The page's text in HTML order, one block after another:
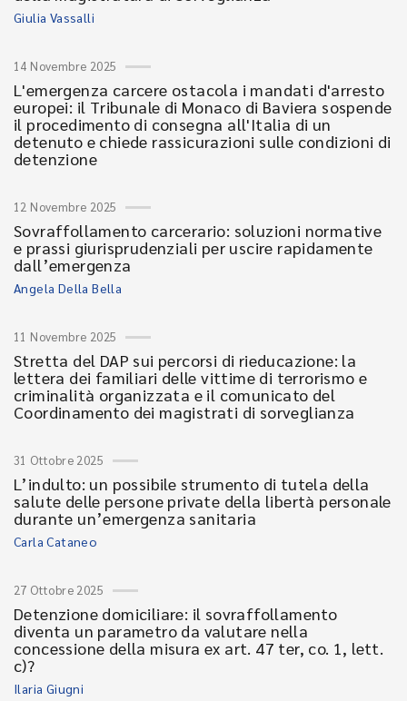
Giulia Vassalli
14 Novembre 2025
L'emergenza carcere ostacola i mandati d'arresto
europei: il Tribunale di Monaco di Baviera sospende
il procedimento di consegna all'Italia di un
detenuto e chiede rassicurazioni sulle condizioni di
detenzione
12 Novembre 2025
Sovraffollamento carcerario: soluzioni normative
e prassi giurisprudenziali per uscire rapidamente
dall’emergenza
Angela Della Bella
11 Novembre 2025
Stretta del DAP sui percorsi di rieducazione: la
lettera dei familiari delle vittime di terrorismo e
criminalità organizzata e il comunicato del
Coordinamento dei magistrati di sorveglianza
31 Ottobre 2025
L’indulto: un possibile strumento di tutela della
salute delle persone private della libertà personale
durante un’emergenza sanitaria
Carla Cataneo
27 Ottobre 2025
Detenzione domiciliare: il sovraffollamento
diventa un parametro da valutare nella
concessione della misura ex art. 47 ter, co. 1, lett.
c)?
Ilaria Giugni